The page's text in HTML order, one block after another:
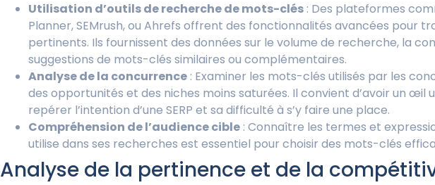
Utilisation d’outils de recherche de mots-clés : Des plateformes
Planner, SEMrush, ou Ahrefs offrent des fonctionnalités avancées pour
pertinents. Ils fournissent des données sur le volume de recherche, la
suggestions de mots-clés similaires ou complémentaires.
Analyse de la concurrence : Examiner les mots-clés utilisés par les
des opportunités et des niches moins saturées. Il convient d’avoir un œil
repérer l’intention d’une SERP et sa difficulté à s’y faire une place.
Compréhension de l’audience cible : Connaître les termes et
utilise dans ses recherches est essentiel pour choisir des mots-clés
Analyse de la pertinence et de la